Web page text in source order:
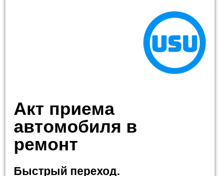
Акт приема
автомобиля в
ремонт
Быстрый переход.